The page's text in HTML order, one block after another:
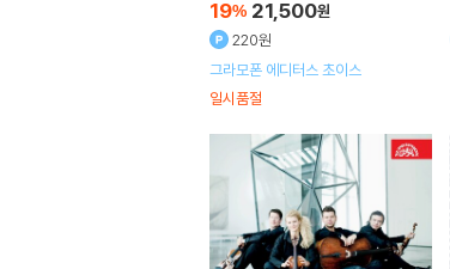
19% 21,500원
220원
그라모폰 에디터스 초이스
일시품절